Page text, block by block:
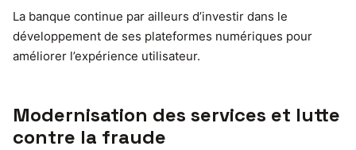
La banque continue par ailleurs d’investir dans le
développement de ses plateformes numériques pour
améliorer l’expérience utilisateur.
Modernisation des services et lutte
contre la fraude